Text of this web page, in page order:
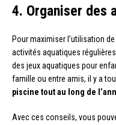
4. Organiser des
Pour maximiser l’utilisation
activités aquatiques
des jeux aquatiques pour
famille ou entre amis, il y a
piscine tout au long de
Avec ces conseils, vous